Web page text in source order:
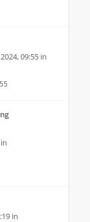
09:55 in
in
in